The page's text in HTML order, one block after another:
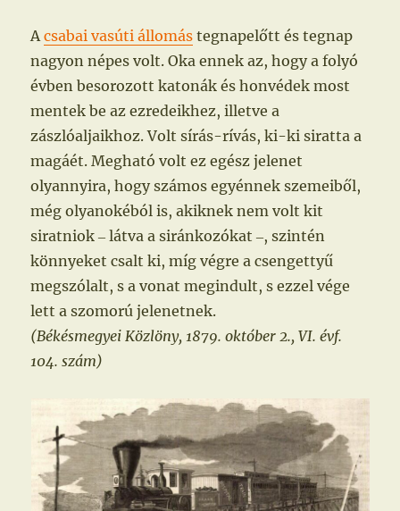
Acsabai vasúti állomás tegnapelőtt és tegnap
nagyon népes volt. Oka ennek az, hogy a folyó
évben besorozott katonák és honvédek most
mentek be az ezredeikhez, illetve a
zászlóaljaikhoz. Volt sírás-rívás, ki-ki siratta a
magáét. Megható volt ez egész jelenet
olyannyira, hogy számos egyénnek szemeiből,
még olyanokéból is, akiknek nem volt kit
siratniok ‒ látva a siránkozókat ‒, szintén
könnyeket csalt ki, míg végre a csengettyű
megszólalt, s a vonat megindult, s ezzel vége
lett a szomorú jelenetnek.
(Békésmegyei Közlöny, 1879. október 2., VI. évf.
104. szám)